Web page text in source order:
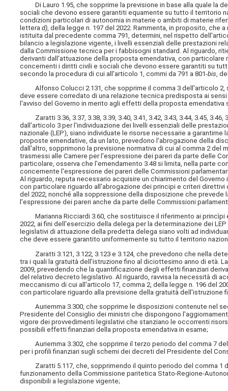
Di Lauro 1.95, che sopprime la previsione in base alla quale la
sociali che devono essere garantiti equamente su tutto il territorio
condizioni particolari di autonomia in materie o ambiti di materie
letterad) , della legge n. 197 del 2022. Rammenta, in proposito, che
istituita dal precedente comma 791, determini, nel rispetto
bilancio a legislazione vigente, i livelli essenziali delle prestazioni
dalla Commissione tecnica per i fabbisogni standard. Al riguardo,
derivanti dall'attuazione della proposta emendativa, con
concernenti i diritti civili e sociali che devono essere garantiti su
secondo la procedura di cui all'articolo 1, commi da 791 a 801-bis ,
Alfonso Colucci 2.131, che sopprime il comma 3 dell'articolo 2,
deve essere corredato di una relazione tecnica predisposta ai
l'avviso del Governo in merito agli effetti della proposta
Zaratti 3.36, 3.37, 3.38, 3.39, 3.40, 3.41, 3.42, 3.43, 3.44, 3.45,
dall'articolo 3 per l'individuazione dei livelli essenziali delle
nazionale (LEP), siano individuate le risorse necessarie a
proposte emendative, da un lato, prevedono l'abrogazione della
dall'altro, sopprimono la previsione normativa di cui al comma 2
trasmessi alle Camere per l'espressione dei pareri da parte delle
particolare, osserva che l'emendamento 3.48 si limita, nella parte
concernente l'espressione dei pareri delle Commissioni
Al riguardo, reputa necessario acquisire un chiarimento del
con particolare riguardo all'abrogazione dei principi e criteri
del 2022, nonché alla soppressione della disposizione che prevede
l'espressione dei pareri anche da parte delle Commissioni
Marianna Ricciardi 3.60, che sostituisce il riferimento ai princìpi
2022, ai fini dell'esercizio della delega per la determinazione dei
legislativi di attuazione della predetta delega siano volti ad
che deve essere garantito uniformemente su tutto il territorio
Zaratti 3.121, 3.122, 3.123 e 3.124, che prevedono che nella
tra i quali la gratuità dell'istruzione fino al diciottesimo anno di età.
2009, prevedendo che la quantificazione degli effetti finanziari
del relativo decreto legislativo. Al riguardo, ravvisa la necessità di
meccanismo di cui all'articolo 17, comma 2, della legge n. 196 del
con particolare riguardo alla previsione della gratuità dell'istruzione
Auriemma 3.300, che sopprime le disposizioni contenute nel
Presidente del Consiglio dei ministri che dispongono
vigore dei provvedimenti legislativi che stanziano le occorrenti
possibili effetti finanziari della proposta emendativa in esame;
Auriemma 3.302, che sopprime il terzo periodo del comma 7
per i profili finanziari sugli schemi dei decreti del Presidente del
Zaratti 5.117, che, sopprimendo il quinto periodo del comma 1
funzionamento della Commissione paritetica Stato-Regione-
disponibili a legislazione vigente;